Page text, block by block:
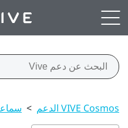
VIVE Cosmos الدعم >